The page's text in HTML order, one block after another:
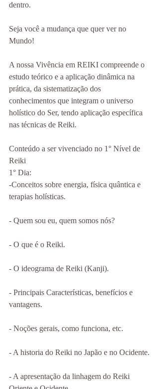
dentro.
Seja você a mudança que quer ver no
Mundo!
A nossa Vivência em REIKI compreende o
estudo teórico e a aplicação dinâmica na
prática, da sistematização dos
conhecimentos que integram o universo
holístico do Ser, tendo aplicação específica
nas técnicas de Reiki.
Conteúdo a ser vivenciado no 1° Nível de
Reiki
1° Dia:
-Conceitos sobre energia, física quântica e
terapias holísticas.
- Quem sou eu, quem somos nós?
- O que é o Reiki.
- O ideograma de Reiki (Kanji).
- Principais Características, benefícios e
vantagens.
- Noções gerais, como funciona, etc.
- A historia do Reiki no Japão e no Ocidente.
- A apresentação da linhagem do Reiki